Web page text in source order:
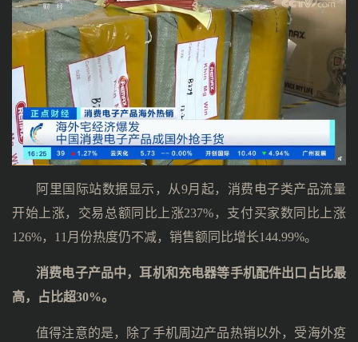
阿里国际站数据显示，从9月起，消费电子类产品流量
开始上涨，交易总额同比上涨237%，支付买家数同比上涨
126%，11月份热度仍不减，销售额同比增长144.99%。
消费电子产品中，耳机和充电器等手机配件出口占比最
高，占比超30%。
值得注意的是，除了手机周边产品热销以外，受海外疫